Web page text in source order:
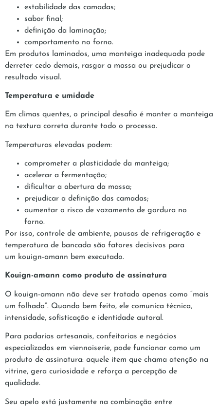
estabilidade das camadas;
sabor final;
definição da laminação;
comportamento no forno.
Em produtos laminados, uma manteiga inadequada pode
derreter cedo demais, rasgar a massa ou prejudicar o
resultado visual.
Temperatura e umidade
Em climas quentes, o principal desafio é manter a manteiga
na textura correta durante todo o processo.
Temperaturas elevadas podem:
comprometer a plasticidade da manteiga;
acelerar a fermentação;
dificultar a abertura da massa;
prejudicar a definição das camadas;
aumentar o risco de vazamento de gordura no
forno.
Por isso, controle de ambiente, pausas de refrigeração e
temperatura de bancada são fatores decisivos para
um kouign-amann bem executado.
Kouign-amann como produto de assinatura
O kouign-amann não deve ser tratado apenas como “mais
um folhado”. Quando bem feito, ele comunica técnica,
intensidade, sofisticação e identidade autoral.
Para padarias artesanais, confeitarias e negócios
especializados em viennoiserie, pode funcionar como um
produto de assinatura: aquele item que chama atenção na
vitrine, gera curiosidade e reforça a percepção de
qualidade.
Seu apelo está justamente na combinação entre